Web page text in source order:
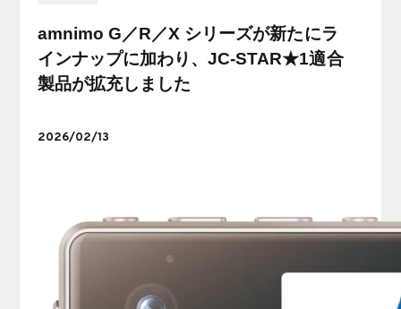
amnimo G／R／X シリーズが新たにラ
インナップに加わり、JC-STAR★1適合
製品が拡充しました
2026/02/13